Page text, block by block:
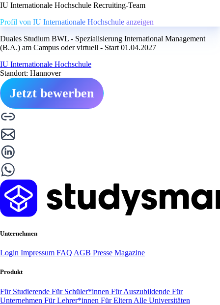
IU Internationale Hochschule Recruiting-Team
Profil von IU Internationale Hochschule anzeigen
Duales Studium BWL - Spezialisierung International Management
(B.A.) am Campus oder virtuell - Start 01.04.2027
IU Internationale Hochschule
Standort: Hannover
Jetzt bewerben
Unternehmen
Login Impressum FAQ AGB Presse Magazine
Produkt
Für Studierende Für Schüler*innen Für Auszubildende Für
Unternehmen Für Lehrer*innen Für Eltern Alle Universitäten